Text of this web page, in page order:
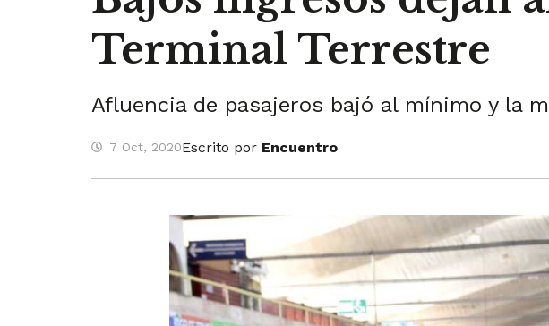
Terminal Terrestre
Afluencia de pasajeros bajó al mínimo y la
7 Oct, 2020Escrito por Encuentro